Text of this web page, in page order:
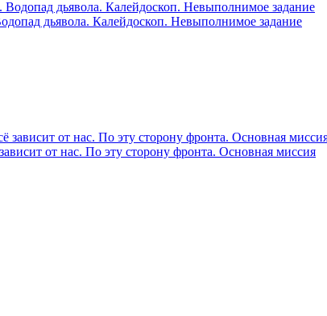
дьявола. Калейдоскоп. Невыполнимое задание
от нас. По эту сторону фронта. Основная миссия